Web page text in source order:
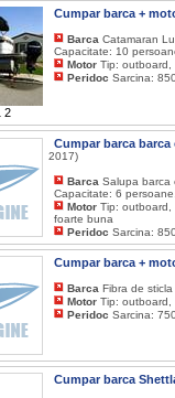
2
Cumpar barca +
Barca Catamaran
Capacitate: 10
Motor Tip: outboard,
Peridoc Sarcina:
Cumpar barca
2017)
Barca Salupa barca
Capacitate: 6
Motor Tip: outboard,
foarte buna
Peridoc Sarcina:
Cumpar barca +
Barca Fibra de
Motor Tip: outboard,
Peridoc Sarcina:
Cumpar barca